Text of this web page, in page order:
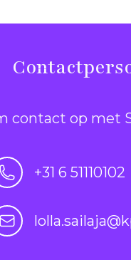
contact op met
+31 6 51110102